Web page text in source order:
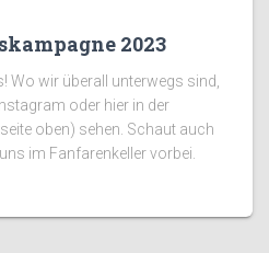
2023
Wo wir überall unterwegs sind,
oder hier in der
oben) sehen. Schaut auch
im Fanfarenkeller vorbei.